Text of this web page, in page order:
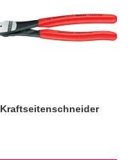
Kraftseitenschneider